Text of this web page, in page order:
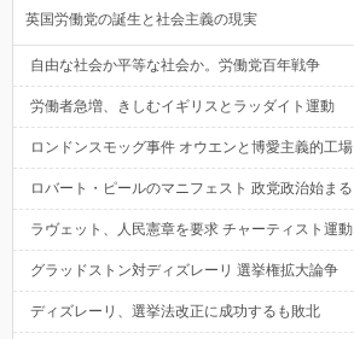
英国労働党の誕生と社会主義の現実
自由な社会か平等な社会か。労働党百年戦争
労働者急増、きしむイギリスとラッダイト運動
ロンドンスモッグ事件 オウエンと博愛主義的工場
ロバート・ピールのマニフェスト 政党政治始まる
ラヴェット、人民憲章を要求 チャーティスト運動
グラッドストン対ディズレーリ 選挙権拡大論争
ディズレーリ、選挙法改正に成功するも敗北